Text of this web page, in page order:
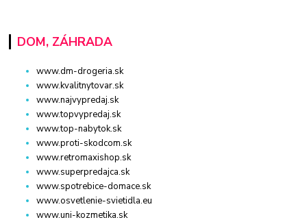
DOM, ZÁHRADA
www.dm-drogeria.sk
www.kvalitnytovar.sk
www.najvypredaj.sk
www.topvypredaj.sk
www.top-nabytok.sk
www.proti-skodcom.sk
www.retromaxishop.sk
www.superpredajca.sk
www.spotrebice-domace.sk
www.osvetlenie-svietidla.eu
www.uni-kozmetika.sk